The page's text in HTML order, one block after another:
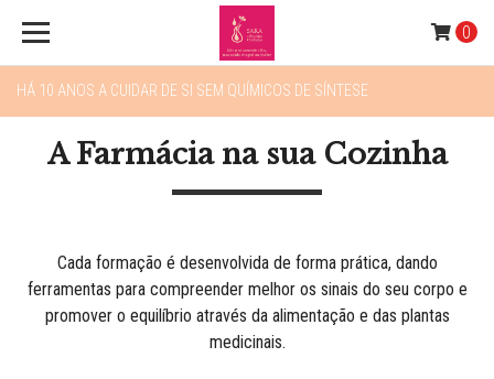
HÁ 10 ANOS A CUIDAR DE SI SEM QUÍMICOS DE SÍNTESE
0
A Farmácia na sua Cozinha
Cada formação é desenvolvida de forma prática, dando
ferramentas para compreender melhor os sinais do seu corpo e
promover o equilíbrio através da alimentação e das plantas
medicinais.